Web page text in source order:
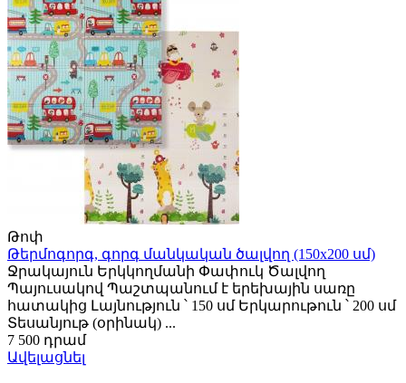
Թոփ
Թերմոգորգ, գորգ մանկական ծալվող (150x200 սմ)
Ջրակայուն Երկկողմանի Փափուկ Ծալվող
Պայուսակով Պաշտպանում է երեխային սառը
հատակից Լայնություն ՝ 150 սմ Երկարութուն ՝ 200 սմ
Տեսանյութ (օրինակ) ...
7 500 դրամ
Ավելացնել